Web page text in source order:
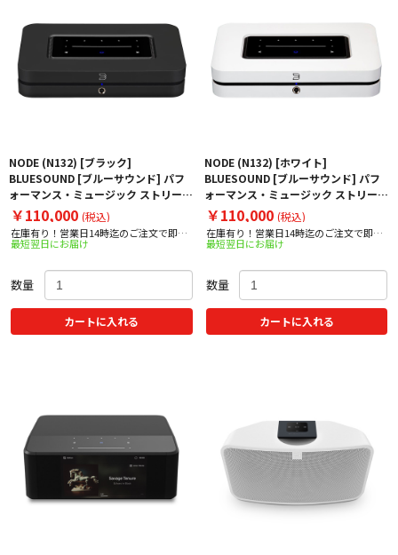
NODE (N132) [ブラック]
BLUESOUND [ブルーサウンド] パフ
ォーマンス・ミュージック ストリーマ
ー 下取り査定額20%アップ実施中！
￥110,000 (税込)
在庫有り！営業日14時迄のご注文で即日
出荷！
最短翌日にお届け
数量
カートに入れる
NODE (N132) [ホワイト]
BLUESOUND [ブルーサウンド] パフ
ォーマンス・ミュージック ストリーマ
ー 下取り査定額20%アップ実施中！
￥110,000 (税込)
在庫有り！営業日14時迄のご注文で即日
出荷！
最短翌日にお届け
数量
カートに入れる